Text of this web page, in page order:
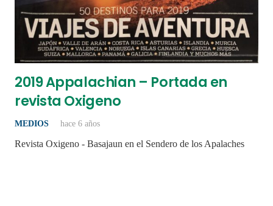
2019 Appalachian – Portada en
revista Oxigeno
MEDIOS hace 6 años
Revista Oxigeno - Basajaun en el Sendero de los Apalaches